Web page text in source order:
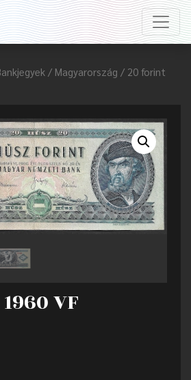
/ Magyarország / 20 forint
VF